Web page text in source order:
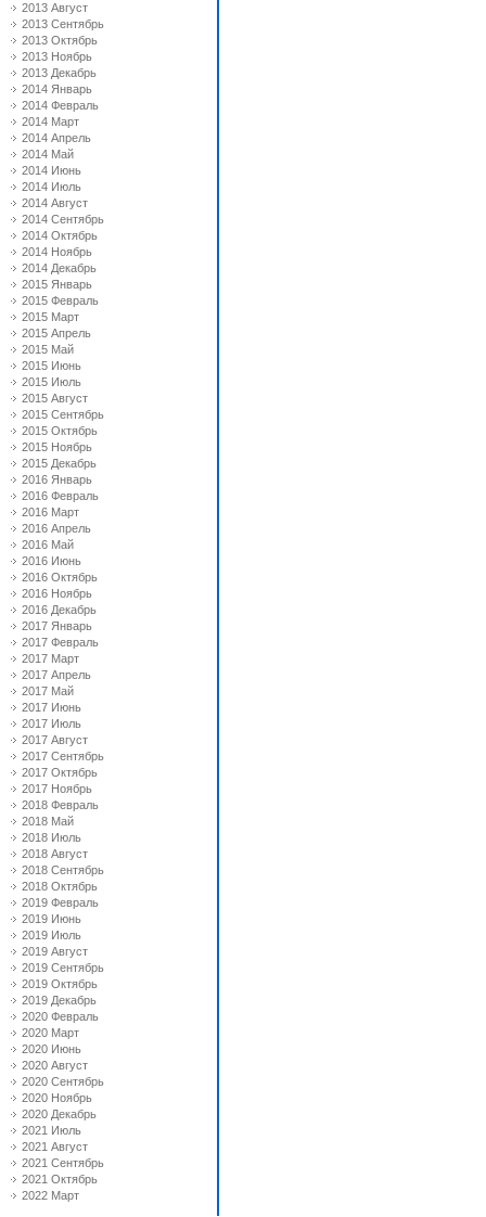
2013 Август
2013 Сентябрь
2013 Октябрь
2013 Ноябрь
2013 Декабрь
2014 Январь
2014 Февраль
2014 Март
2014 Апрель
2014 Май
2014 Июнь
2014 Июль
2014 Август
2014 Сентябрь
2014 Октябрь
2014 Ноябрь
2014 Декабрь
2015 Январь
2015 Февраль
2015 Март
2015 Апрель
2015 Май
2015 Июнь
2015 Июль
2015 Август
2015 Сентябрь
2015 Октябрь
2015 Ноябрь
2015 Декабрь
2016 Январь
2016 Февраль
2016 Март
2016 Апрель
2016 Май
2016 Июнь
2016 Октябрь
2016 Ноябрь
2016 Декабрь
2017 Январь
2017 Февраль
2017 Март
2017 Апрель
2017 Май
2017 Июнь
2017 Июль
2017 Август
2017 Сентябрь
2017 Октябрь
2017 Ноябрь
2018 Февраль
2018 Май
2018 Июль
2018 Август
2018 Сентябрь
2018 Октябрь
2019 Февраль
2019 Июнь
2019 Июль
2019 Август
2019 Сентябрь
2019 Октябрь
2019 Декабрь
2020 Февраль
2020 Март
2020 Июнь
2020 Август
2020 Сентябрь
2020 Ноябрь
2020 Декабрь
2021 Июль
2021 Август
2021 Сентябрь
2021 Октябрь
2022 Март